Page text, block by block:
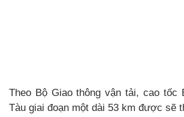
Theo Bộ Giao thông vận tải, cao tốc
Tàu giai đoạn một dài 53 km được sẽ